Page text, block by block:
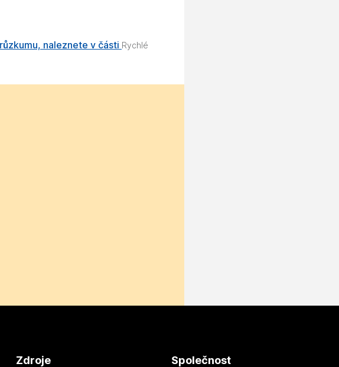
naleznete v části Rychlé
Zdroje Společnost